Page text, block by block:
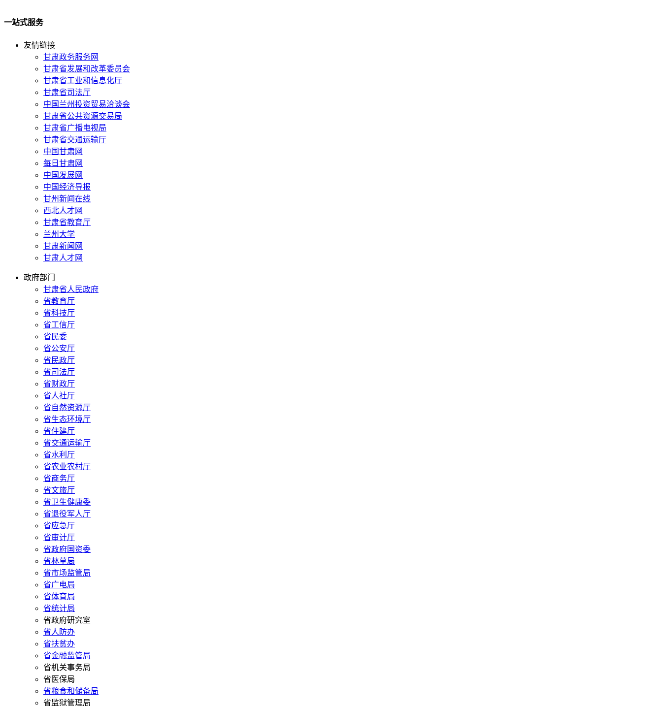
一站式服务
友情链接
甘肃政务服务网
甘肃省发展和改革委员会
甘肃省工业和信息化厅
甘肃省司法厅
中国兰州投资贸易洽谈会
甘肃省公共资源交易局
甘肃省广播电视局
甘肃省交通运输厅
中国甘肃网
每日甘肃网
中国发展网
中国经济导报
甘州新闻在线
西北人才网
甘肃省教育厅
兰州大学
甘肃新闻网
甘肃人才网
政府部门
甘肃省人民政府
省教育厅
省科技厅
省工信厅
省民委
省公安厅
省民政厅
省司法厅
省财政厅
省人社厅
省自然资源厅
省生态环境厅
省住建厅
省交通运输厅
省水利厅
省农业农村厅
省商务厅
省文旅厅
省卫生健康委
省退役军人厅
省应急厅
省审计厅
省政府国资委
省林草局
省市场监管局
省广电局
省体育局
省统计局
省政府研究室
省人防办
省扶贫办
省金融监管局
省机关事务局
省医保局
省粮食和储备局
省监狱管理局